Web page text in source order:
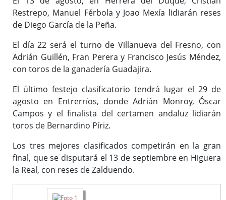
Restrepo, Manuel Férbola y Joao Mexía lidiarán reses
de Diego García de la Peña.
El día 22 será el turno de Villanueva del Fresno, con
Adrián Guillén, Fran Perera y Francisco Jesús Méndez,
con toros de la ganadería Guadajira.
El último festejo clasificatorio tendrá lugar el 29 de
agosto en Entrerríos, donde Adrián Monroy, Óscar
Campos y el finalista del certamen andaluz lidiarán
toros de Bernardino Píriz.
Los tres mejores clasificados competirán en la gran
final, que se disputará el 13 de septiembre en Higuera
la Real, con reses de Zalduendo.